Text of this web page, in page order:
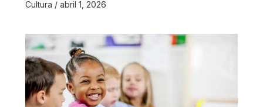
Cultura / abril 1, 2026